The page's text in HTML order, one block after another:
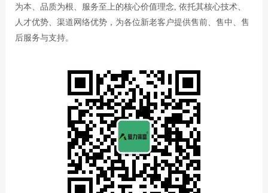
为本、品质为根、服务至上的核心价值理念, 依托其核心技术、
人才优势、渠道网络优势，为各位新老客户提供售前、售中、售
后服务与支持。